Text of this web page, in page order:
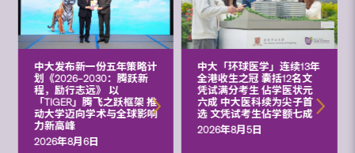
中大发布新一份五年策略计
划《2026‒2030：腾跃新
程，励行志远》 以
「TIGER」腾飞之跃框架 推
动大学迈向学术与全球影响
力新高峰
2026年8月6日
中大「环球医学」连续13年
全港收生之冠 囊括12名文
凭试满分考生 佔学医状元
六成 中大医科续为尖子首
选 文凭试考生佔学额七成
2026年8月5日